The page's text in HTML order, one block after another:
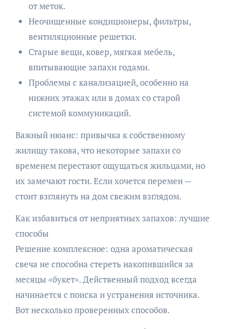
от меток.
Неочищенные кондиционеры, фильтры,
вентиляционные решетки.
Старые вещи, ковер, мягкая мебель,
впитывающие запахи годами.
Проблемы с канализацией, особенно на
нижних этажах или в домах со старой
системой коммуникаций.
Важный нюанс: привычка к собственному
жилищу такова, что некоторые запахи со
временем перестают ощущаться жильцами, но
их замечают гости. Если хочется перемен —
стоит взглянуть на дом свежим взглядом.
Как избавиться от неприятных запахов: лучшие
способы
Решение комплексное: одна ароматическая
свеча не способна стереть накопившийся за
месяцы «букет». Действенный подход всегда
начинается с поиска и устранения источника.
Вот несколько проверенных способов.